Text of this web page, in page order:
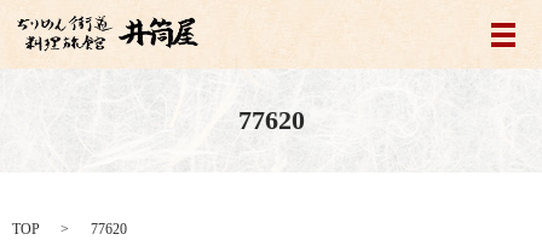
メ
77620
TOP 77620